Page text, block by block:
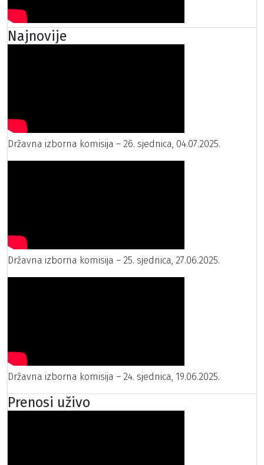
Najnovije
Državna izborna komisija – 26. sjednica, 04.07.2025.
Državna izborna komisija – 25. sjednica, 27.06.2025.
Državna izborna komisija – 24. sjednica, 19.06.2025.
Prenosi uživo